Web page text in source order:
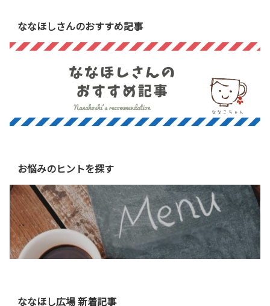
ななほしさんのおすすめ記事
お悩みのヒントを探す
ななほし広場 新着記事